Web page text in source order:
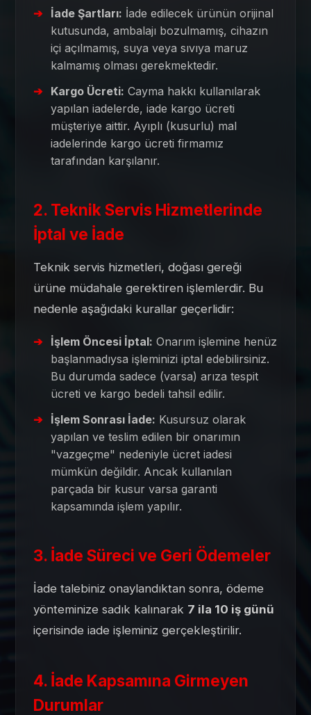
İade Şartları: İade edilecek ürünün orijinal
kutusunda, ambalajı bozulmamış, cihazın
içi açılmamış, suya veya sıvıya maruz
kalmamış olması gerekmektedir.
Kargo Ücreti: Cayma hakkı kullanılarak
yapılan iadelerde, iade kargo ücreti
müşteriye aittir. Ayıplı (kusurlu) mal
iadelerinde kargo ücreti firmamız
tarafından karşılanır.
2. Teknik Servis Hizmetlerinde
İptal ve İade
Teknik servis hizmetleri, doğası gereği
ürüne müdahale gerektiren işlemlerdir. Bu
nedenle aşağıdaki kurallar geçerlidir:
İşlem Öncesi İptal: Onarım işlemine henüz
başlanmadıysa işleminizi iptal edebilirsiniz.
Bu durumda sadece (varsa) arıza tespit
ücreti ve kargo bedeli tahsil edilir.
İşlem Sonrası İade: Kusursuz olarak
yapılan ve teslim edilen bir onarımın
"vazgeçme" nedeniyle ücret iadesi
mümkün değildir. Ancak kullanılan
parçada bir kusur varsa garanti
kapsamında işlem yapılır.
3. İade Süreci ve Geri Ödemeler
İade talebiniz onaylandıktan sonra, ödeme
yönteminize sadık kalınarak 7 ila 10 iş günü
içerisinde iade işleminiz gerçekleştirilir.
4. İade Kapsamına Girmeyen
Durumlar